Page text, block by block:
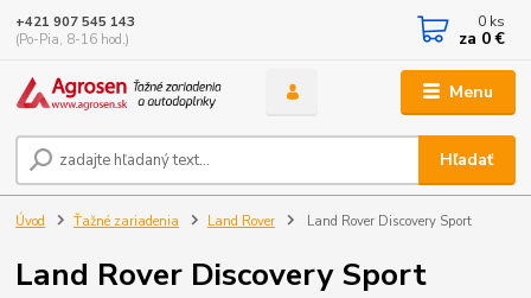
Menu
Hľadať
+421 907 545 143
(Po-Pia, 8-16 hod.)
0 ks
za 0 €
Úvod Ťažné zariadenia Land Rover Land Rover Discovery Sport
Land Rover Discovery Sport